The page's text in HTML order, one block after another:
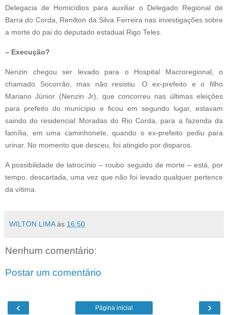
Delegacia de Homicídios para auxiliar o Delegado Regional de
Barra do Corda, Renilton da Silva Ferreira nas investigações sobre
a morte do pai do deputado estadual Rigo Teles.
– Execução?
Nenzin chegou ser levado para o Hospital Macroregional, o
chamado Socorrão, mas não resistiu. O ex-prefeito e o filho
Mariano Júnior (Nenzin Jr), que concorreu nas últimas eleições
para prefeito do município e ficou em segundo lugar, estavam
saindo do residencial Moradas do Rio Corda, para a fazenda da
família, em uma caminhonete, quando o ex-prefeito pediu para
urinar. No momento que desceu, foi atingido por disparos.
A possibilidade de latrocínio – roubo seguido de morte – está, por
tempo, descartada, uma vez que não foi levado qualquer pertence
da vítima.
WILTON LIMA às 16:50
Nenhum comentário:
Postar um comentário
‹ ›
Página inicial